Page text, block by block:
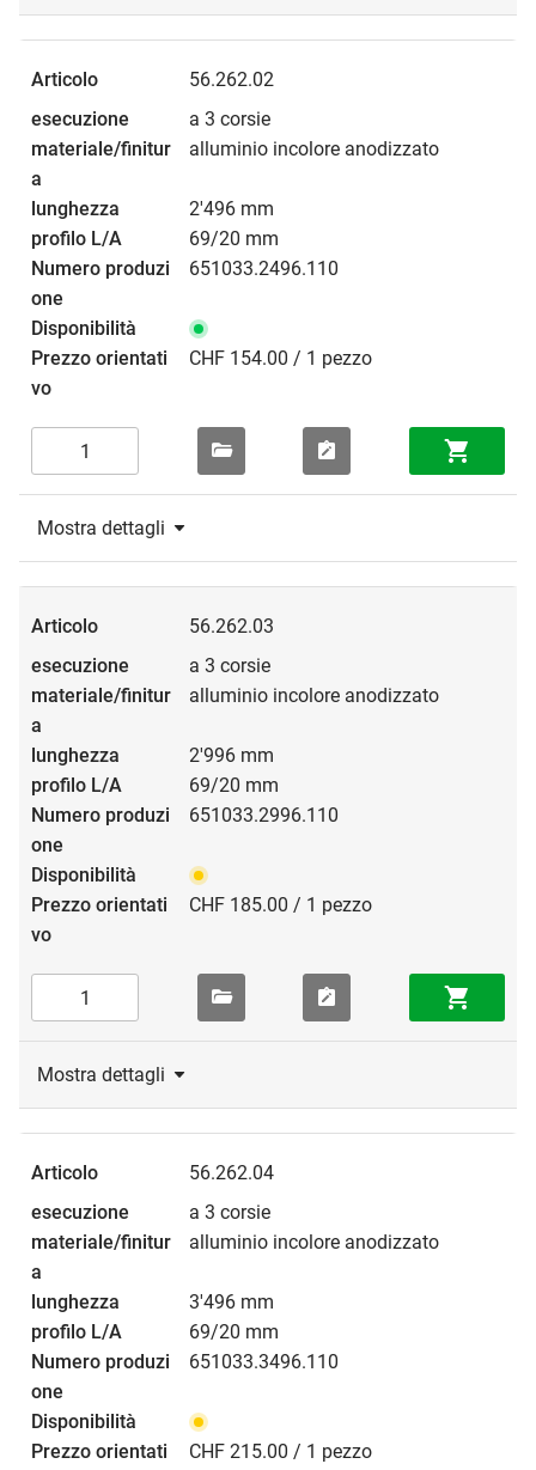
56.262.02
a 3 corsie
alluminio incolore anodizzato
2'496 mm
69/20 mm
651033.2496.110
CHF 154.00 / 1 pezzo
Mostra dettagli
56.262.03
a 3 corsie
alluminio incolore anodizzato
2'996 mm
69/20 mm
651033.2996.110
CHF 185.00 / 1 pezzo
Mostra dettagli
56.262.04
a 3 corsie
alluminio incolore anodizzato
3'496 mm
69/20 mm
651033.3496.110
CHF 215.00 / 1 pezzo